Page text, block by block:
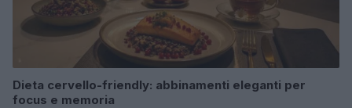
Dieta cervello-friendly: abbinamenti eleganti per
focus e memoria